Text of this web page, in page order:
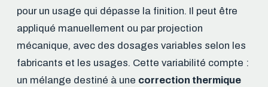
pour un usage qui dépasse la finition. Il peut être
appliqué manuellement ou par projection
mécanique, avec des dosages variables selon les
fabricants et les usages. Cette variabilité compte :
un mélange destiné à une correction thermique